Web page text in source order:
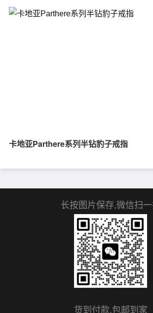
卡地亚Parthere系列半钻豹子戒指
长按图片保存,微信扫一
货到付款,包邮到家